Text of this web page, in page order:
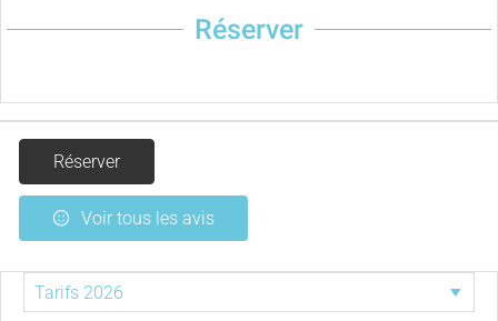
Réserver
Réserver
Voir tous les avis